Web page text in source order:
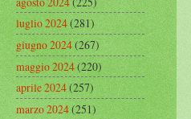
luglio 2024(281)
giugno 2024(267)
maggio 2024(220)
aprile 2024(257)
marzo 2024(251)